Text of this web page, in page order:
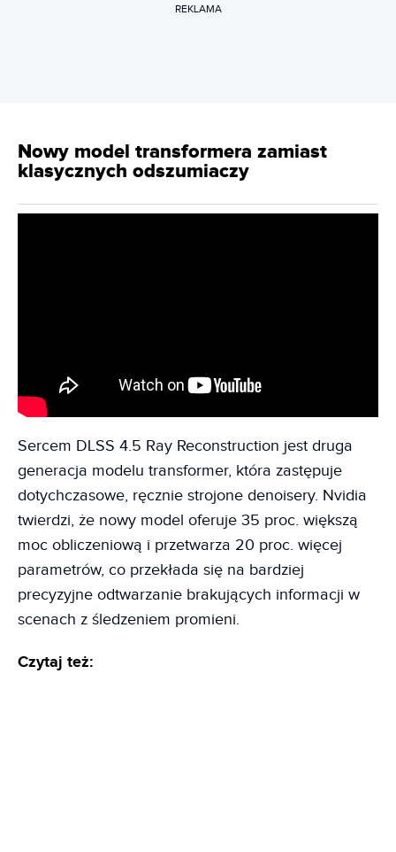
REKLAMA
Nowy model transformera zamiast
klasycznych odszumiaczy
Sercem DLSS 4.5 Ray Reconstruction jest druga
generacja modelu transformer, która zastępuje
dotychczasowe, ręcznie strojone denoisery. Nvidia
twierdzi, że nowy model oferuje 35 proc. większą
moc obliczeniową i przetwarza 20 proc. więcej
parametrów, co przekłada się na bardziej
precyzyjne odtwarzanie brakujących informacji w
scenach z śledzeniem promieni.
Czytaj też: